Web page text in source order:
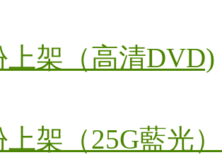
上架（高清DVD)
架（25G藍光）